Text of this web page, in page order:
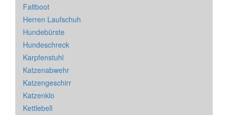
Faltboot
Herren Laufschuh
Hundebürste
Hundeschreck
Karpfenstuhl
Katzenabwehr
Katzengeschirr
Katzenklo
Kettlebell